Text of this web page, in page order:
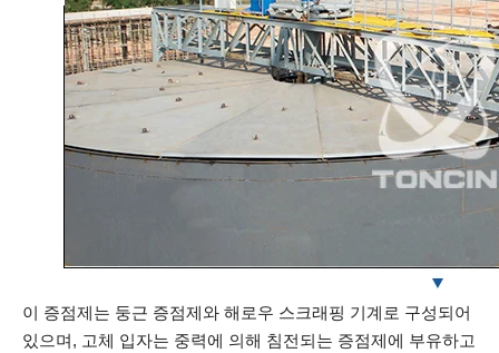
이 증점제는 둥근 증점제와 해로우 스크래핑 기계로 구성되어
있으며, 고체 입자는 중력에 의해 침전되는 증점제에 부유하고